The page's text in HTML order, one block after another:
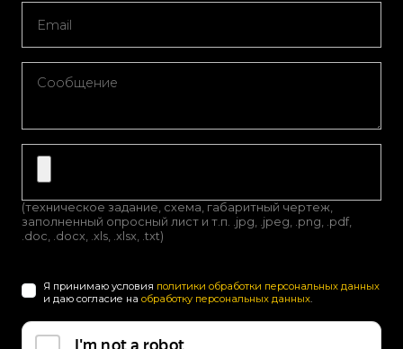
(техническое задание, схема, габаритный чертеж,
заполненный опросный лист и т.п. .jpg, .jpeg, .png, .pdf,
.doc, .docx, .xls, .xlsx, .txt)
Я принимаю условия политики обработки персональных данных
и даю согласие на обработку персональных данных.